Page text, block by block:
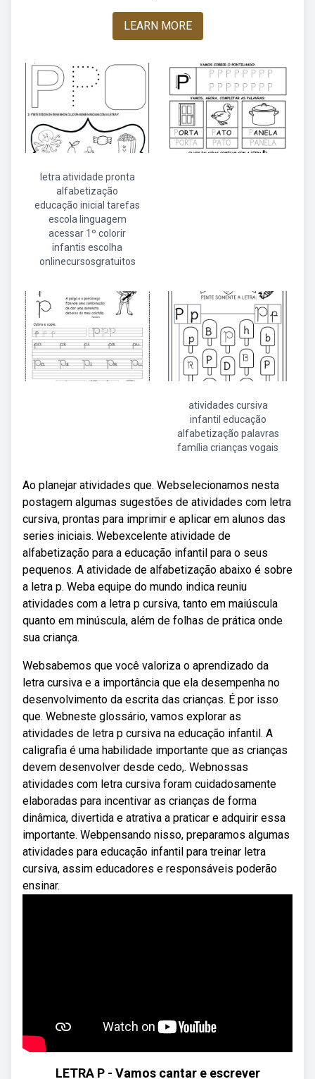
LEARN MORE
letra atividade pronta
alfabetização
educação inicial tarefas
escola linguagem
acessar 1º colorir
infantis escolha
onlinecursosgratuitos
atividades cursiva
infantil educação
alfabetização palavras
família crianças vogais
Ao planejar atividades que. Webselecionamos nesta
postagem algumas sugestões de atividades com letra
cursiva, prontas para imprimir e aplicar em alunos das
series iniciais. Webexcelente atividade de
alfabetização para a educação infantil para o seus
pequenos. A atividade de alfabetização abaixo é sobre
a letra p. Weba equipe do mundo indica reuniu
atividades com a letra p cursiva, tanto em maiúscula
quanto em minúscula, além de folhas de prática onde
sua criança.
Websabemos que você valoriza o aprendizado da
letra cursiva e a importância que ela desempenha no
desenvolvimento da escrita das crianças. É por isso
que. Webneste glossário, vamos explorar as
atividades de letra p cursiva na educação infantil. A
caligrafia é uma habilidade importante que as crianças
devem desenvolver desde cedo,. Webnossas
atividades com letra cursiva foram cuidadosamente
elaboradas para incentivar as crianças de forma
dinâmica, divertida e atrativa a praticar e adquirir essa
importante. Webpensando nisso, preparamos algumas
atividades para educação infantil para treinar letra
cursiva, assim educadores e responsáveis poderão
ensinar.
LETRA P - Vamos cantar e escrever